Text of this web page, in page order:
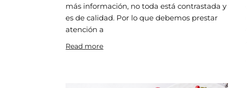
más información, no toda está contrastada y
es de calidad. Por lo que debemos prestar
atención a
Read more